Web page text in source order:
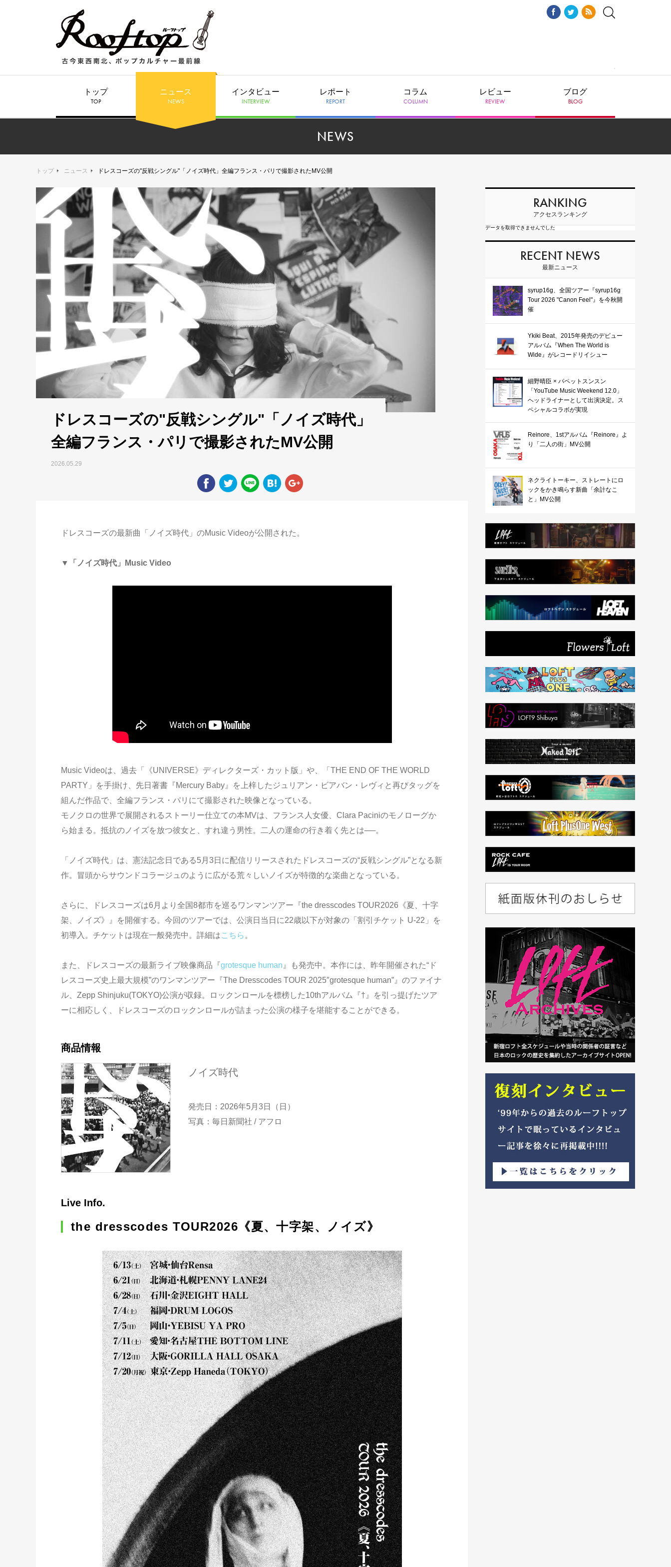
トップ
TOP
ニュース
NEWS
インタビュー
INTERVIEW
レポート
REPORT
コラム
COLUMN
レビュー
REVIEW
ブログ
BLOG
NEWS
トップ ニュース ドレスコーズの"反戦シングル"「ノイズ時代」全編フランス・パリで撮影されたMV公開
ドレスコーズの"反戦シングル"「ノイズ時代」
全編フランス・パリで撮影されたMV公開
2026.05.29
ドレスコーズの最新曲「ノイズ時代」のMusic Videoが公開された。
▼「ノイズ時代」Music Video
Music Videoは、過去「《UNIVERSE》ディレクターズ・カット版」や、「THE END OF THE WORLD
PARTY」を手掛け、先日著書『Mercury Baby』を上梓したジュリアン・ビアバン・レヴィと再びタッグを
組んだ作品で、全編フランス・パリにて撮影された映像となっている。
モノクロの世界で展開されるストーリー仕立ての本MVは、フランス人女優、Clara Paciniのモノローグか
ら始まる。抵抗のノイズを放つ彼女と、すれ違う男性。二人の運命の行き着く先とは──。
「ノイズ時代」は、憲法記念日である5月3日に配信リリースされたドレスコーズの“反戦シングル”となる新
作。冒頭からサウンドコラージュのように広がる荒々しいノイズが特徴的な楽曲となっている。
さらに、ドレスコーズは6月より全国8都市を巡るワンマンツアー『the dresscodes TOUR2026《夏、十字
架、ノイズ》』を開催する。今回のツアーでは、公演日当日に22歳以下が対象の「割引チケット U-22」を
初導入。チケットは現在一般発売中。詳細はこちら 。
また、ドレスコーズの最新ライブ映像商品『grotesque human 』も発売中。本作には、昨年開催された“ド
レスコーズ史上最大規模”のワンマンツアー『The Dresscodes TOUR 2025″grotesque human”』のファイナ
ル、Zepp Shinjuku(TOKYO)公演が収録。ロックンロールを標榜した10thアルバム『†』を引っ提げたツア
ーに相応しく、ドレスコーズのロックンロールが詰まった公演の様子を堪能することができる。
商品情報
ノイズ時代
発売日：2026年5月3日（日）
写真：毎日新聞社 / アフロ
Live Info.
the dresscodes TOUR2026《夏、十字架、ノイズ》
RANKING
アクセスランキング
データを取得できませんでした
RECENT NEWS
最新ニュース
syrup16g、全国ツアー『syrup16g
Tour 2026 "Canon Feel"』を今秋開
催
Ykiki Beat、2015年発売のデビュー
アルバム『When The World is
Wide』がレコードリイシュー
細野晴臣 × パペットスンスン
「YouTube Music Weekend 12.0」
ヘッドライナーとして出演決定。ス
ペシャルコラボが実現
Reinore、1stアルバム『Reinore』よ
り「二人の街」MV公開
ネクライトーキー、ストレートにロ
ックをかき鳴らす新曲「余計なこ
と」MV公開